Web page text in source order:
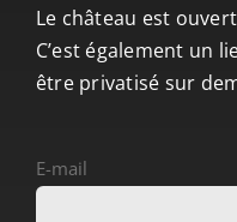
Le château est
C’est également un
être privatisé sur
E-mail